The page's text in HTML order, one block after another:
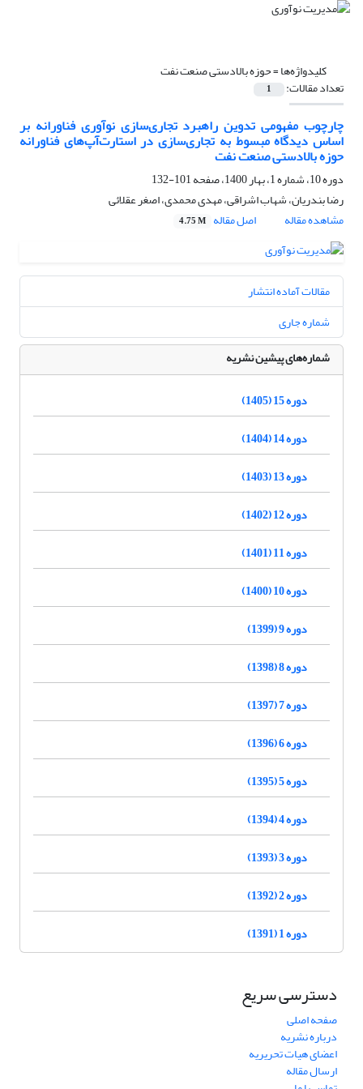
کلیدواژه‌ها =حوزه بالادستی صنعت نفت
تعداد مقالات: 1
چارچوب مفهومی تدوین راهبرد تجاری‌سازی نوآوری فناورانه بر
اساس دیدگاه مبسوط به تجاری‌سازی در استارت‌آپ‌های فناورانه
حوزه بالادستی صنعت نفت
دوره 10، شماره 1، بهار 1400، صفحه
101-132
رضا بندریان، شهاب اشراقی، مهدی محمدی، اصغر عقلائی
مشاهده مقاله
اصل مقاله 4.75 M
مقالات آماده انتشار
شماره جاری
شماره‌های پیشین نشریه
دوره 15 (1405)
دوره 14 (1404)
دوره 13 (1403)
دوره 12 (1402)
دوره 11 (1401)
دوره 10 (1400)
دوره 9 (1399)
دوره 8 (1398)
دوره 7 (1397)
دوره 6 (1396)
دوره 5 (1395)
دوره 4 (1394)
دوره 3 (1393)
دوره 2 (1392)
دوره 1 (1391)
دسترسی سریع
صفحه اصلی
درباره نشریه
اعضای هیات تحریریه
ارسال مقاله